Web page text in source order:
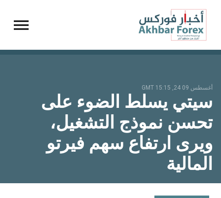
أغسطس 09 24, 15:15 GMT
سيتي يسلط الضوء على
تحسن نموذج التشغيل،
ويرى ارتفاع سهم فيرتو
المالية